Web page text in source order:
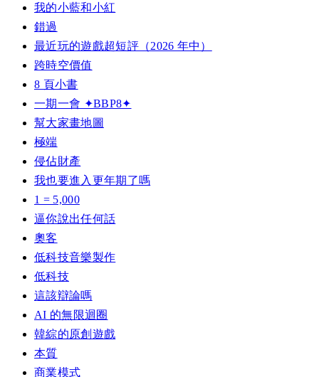
我的小藍和小紅
錯過
最近玩的遊戲超短評（2026 年中）
跨時空價值
8 頁小書
一期一會 ✦BBP8✦
幫大家畫地圖
極端
侵佔財產
我也要進入更年期了嗎
1 = 5,000
逼你說出任何話
奧客
低科技音樂製作
低科技
這該辯論嗎
AI 的無限迴圈
韓綜的原創遊戲
本質
商業模式